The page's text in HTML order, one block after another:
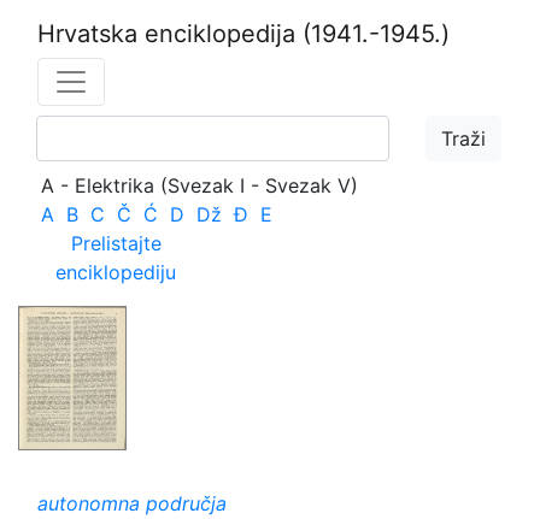
Hrvatska enciklopedija (1941.-1945.)
A - Elektrika (Svezak I - Svezak V)
A B C Č Ć D Dž Đ E
Prelistajte
enciklopediju
autonomna područja